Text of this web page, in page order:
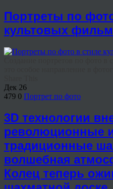
Портреты по
культовых
Дек 26
479 0 Портрет по фото
3D технологии
революционные
традиционные
волшебная
Колец теперь